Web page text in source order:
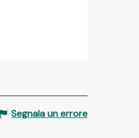
Segnala un errore